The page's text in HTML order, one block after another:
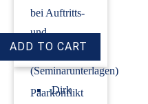
bei Auftritts-
und
Prüfungsangst
(Seminarunterlagen)
›Dirk
Paarkonflikt